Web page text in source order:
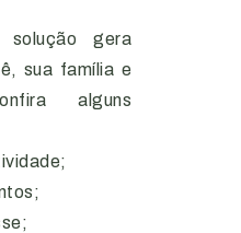
gera
sua família e
alguns